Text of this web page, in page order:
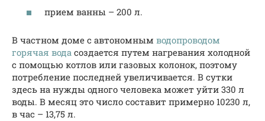
прием ванны – 200 л.
В частном доме с автономным водопроводом
горячая вода создается путем нагревания холодной
с помощью котлов или газовых колонок, поэтому
потребление последней увеличивается. В сутки
здесь на нужды одного человека может уйти 330 л
воды. В месяц это число составит примерно 10230 л,
в час – 13,75 л.